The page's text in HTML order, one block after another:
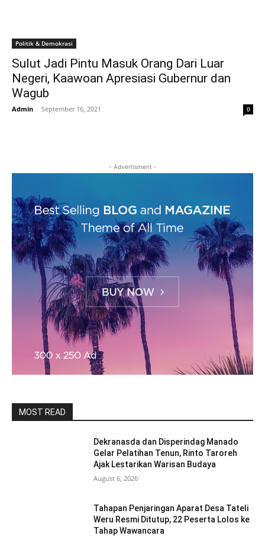
Politik & Demokrasi
Sulut Jadi Pintu Masuk Orang Dari Luar
Negeri, Kaawoan Apresiasi Gubernur dan
Wagub
Admin - September 16, 2021 0
- Advertisment -
MOST READ
Dekranasda dan Disperindag Manado
Gelar Pelatihan Tenun, Rinto Taroreh
Ajak Lestarikan Warisan Budaya
August 6, 2026
Tahapan Penjaringan Aparat Desa Tateli
Weru Resmi Ditutup, 22 Peserta Lolos ke
Tahap Wawancara